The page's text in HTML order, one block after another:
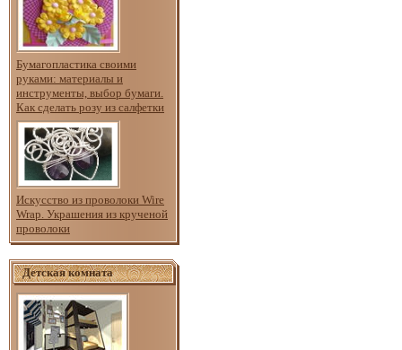
Бумагопластика своими
руками: материалы и
инструменты, выбор бумаги.
Как сделать розу из салфетки
Искусство из проволоки Wire
Wrap. Украшения из крученой
проволоки
Детская комната